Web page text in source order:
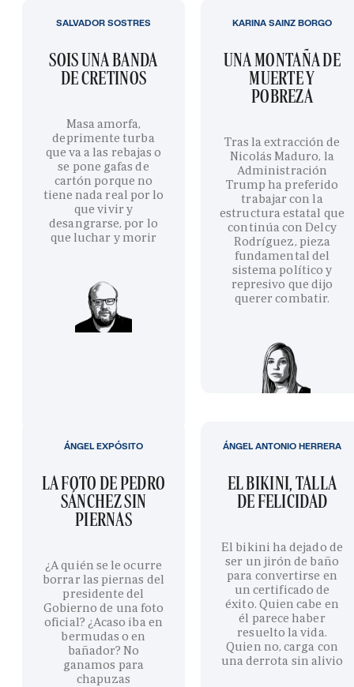
SOIS UNA BANDA
DE CRETINOS
Masa amorfa,
deprimente turba
que va a las rebajas o
se pone gafas de
cartón porque no
tiene nada real por lo
que vivir y
desangrarse, por lo
que luchar y morir
SALVADOR SOSTRES
UNA MONTAÑA DE
MUERTE Y
POBREZA
Tras la extracción de
Nicolás Maduro, la
Administración
Trump ha preferido
trabajar con la
estructura estatal que
continúa con Delcy
Rodríguez, pieza
fundamental del
sistema político y
represivo que dijo
querer combatir.
KARINA SAINZ BORGO
LA FOTO DE PEDRO
SÁNCHEZ SIN
PIERNAS
¿A quién se le ocurre
borrar las piernas del
presidente del
Gobierno de una foto
oficial? ¿Acaso iba en
bermudas o en
bañador? No
ganamos para
chapuzas
ÁNGEL EXPÓSITO
EL BIKINI, TALLA
DE FELICIDAD
El bikini ha dejado de
ser un jirón de baño
para convertirse en
un certificado de
éxito. Quien cabe en
él parece haber
resuelto la vida.
Quien no, carga con
una derrota sin alivio
ÁNGEL ANTONIO HERRERA